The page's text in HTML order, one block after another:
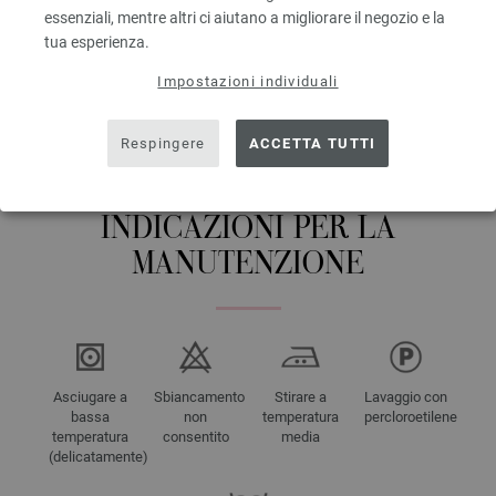
essenziali, mentre altri ci aiutano a migliorare il negozio e la
tua esperienza.
Impostazioni individuali
Respingere ACCETTA TUTTI
115
INDICAZIONI PER LA
MANUTENZIONE
Asciugare a
bassa
temperatura
(delicatamente)
Sbiancamento
non
consentito
Stirare a
temperatura
media
Lavaggio con
percloroetilene